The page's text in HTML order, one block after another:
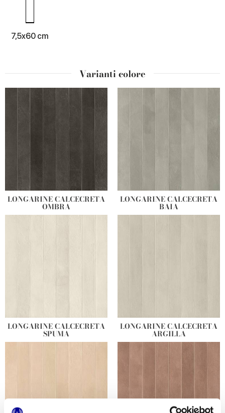
7,5x60 cm
Varianti colore
LONGARINE CALCECRETA
OMBRA
LONGARINE CALCECRETA
BAIA
LONGARINE CALCECRETA
SPUMA
LONGARINE CALCECRETA
ARGILLA